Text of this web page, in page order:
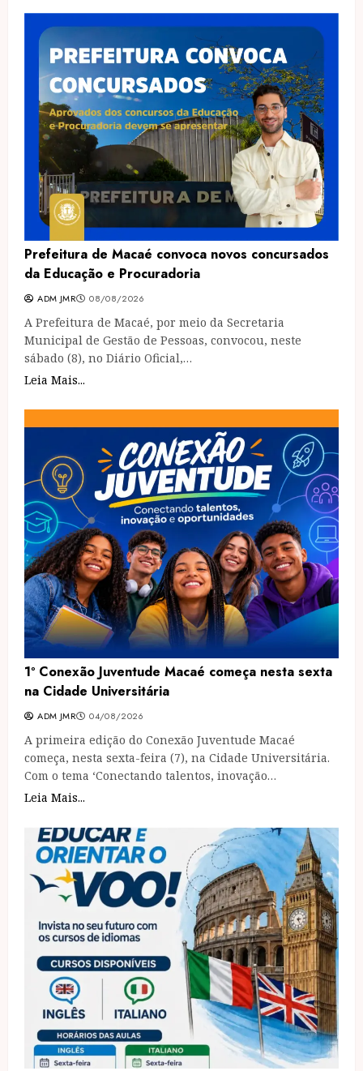
Prefeitura de Macaé convoca novos concursados
da Educação e Procuradoria
ADM JMR 08/08/2026
A Prefeitura de Macaé, por meio da Secretaria
Municipal de Gestão de Pessoas, convocou, neste
sábado (8), no Diário Oficial,…
Leia Mais...
1º Conexão Juventude Macaé começa nesta sexta
na Cidade Universitária
ADM JMR 04/08/2026
A primeira edição do Conexão Juventude Macaé
começa, nesta sexta-feira (7), na Cidade Universitária.
Com o tema ‘Conectando talentos, inovação…
Leia Mais...